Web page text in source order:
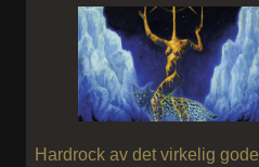
Hardrock av det virkelig gode